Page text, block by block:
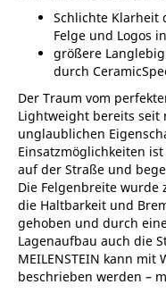
Schlichte Klarheit
Felge und Logos
größere
durch
Der Traum vom
Lightweight bereits seit
unglaublichen
Einsatzmöglichkeiten ist
auf der Straße und
Die Felgenbreite wurde
die Haltbarkeit und
gehoben und durch
Lagenaufbau auch die
MEILENSTEIN kann
beschrieben werden –